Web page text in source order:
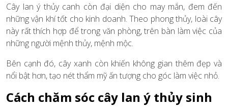
Cây lan ý thủy canh còn đại diện cho may mắn, đem đến
những vận khí tốt cho kinh doanh. Theo phong thủy, loài cây
này rất thích hợp để trong văn phòng, trên bàn làm việc của
những người mệnh thủy, mệnh mộc.
Bên cạnh đó, cây xanh còn khiến không gian thêm đẹp và
nổi bật hơn, tạo nét thẩm mỹ ấn tượng cho góc làm việc nhỏ.
Cách chăm sóc cây lan ý thủy sinh